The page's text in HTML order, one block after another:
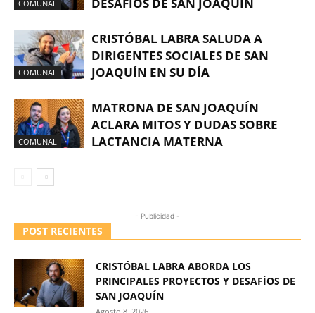
COMUNAL
COMUNAL
CRISTÓBAL LABRA SALUDA A
DIRIGENTES SOCIALES DE SAN
JOAQUÍN EN SU DÍA
COMUNAL
MATRONA DE SAN JOAQUÍN
ACLARA MITOS Y DUDAS SOBRE
LACTANCIA MATERNA
- Publicidad -
POST RECIENTES
CRISTÓBAL LABRA ABORDA LOS
PRINCIPALES PROYECTOS Y DESAFÍOS DE
SAN JOAQUÍN